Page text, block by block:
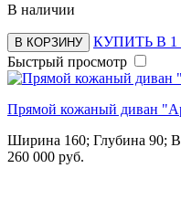
В наличии
В КОРЗИНУ
КУПИТЬ В
Быстрый просмотр
Прямой кожаный диван
Ширина 160; Глубина 90;
260 000 руб.